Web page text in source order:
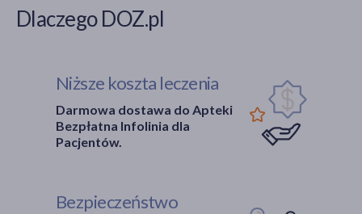
Dlaczego DOZ.pl
Niższe koszta leczenia
Darmowa dostawa do Apteki
Bezpłatna Infolinia dla
Pacjentów.
Bezpieczeństwo